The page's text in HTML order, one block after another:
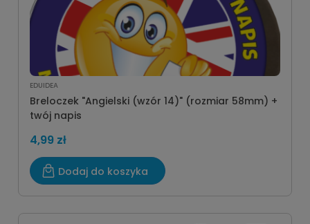
EDUIDEA
Breloczek "Angielski (wzór 14)" (rozmiar 58mm) +
twój napis
4,99 zł
Dodaj do koszyka